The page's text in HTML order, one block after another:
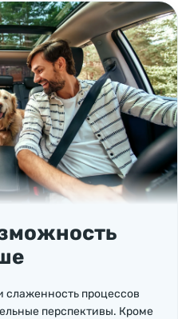
слаженность процессов
перспективы. Кроме